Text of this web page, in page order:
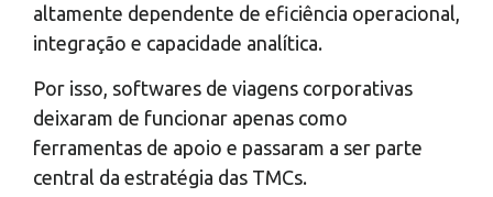
altamente dependente de eficiência operacional,
integração e capacidade analítica.
Por isso, softwares de viagens corporativas
deixaram de funcionar apenas como
ferramentas de apoio e passaram a ser parte
central da estratégia das TMCs.